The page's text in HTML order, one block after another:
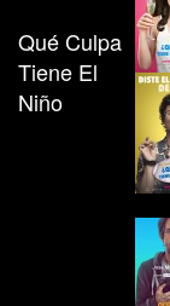
Qué Culpa
Tiene El
Niño